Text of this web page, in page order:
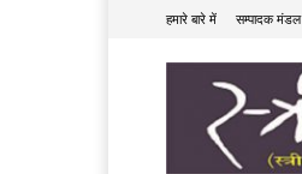
हमारे बारे में सम्पादक मंडल